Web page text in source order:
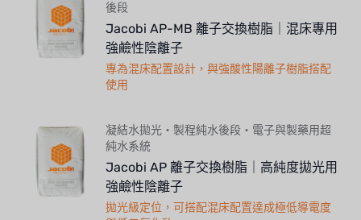
後段
Jacobi AP-MB 離子交換樹脂｜混床專用
強鹼性陰離子
專為混床配置設計，與強酸性陽離子樹脂搭配
使用
凝結水拋光・製程純水後段・電子與製藥用超
純水系統
Jacobi AP 離子交換樹脂｜高純度拋光用
強鹼性陰離子
拋光級定位，可搭配混床配置達成極低導電度